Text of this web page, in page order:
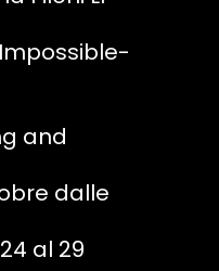
and
dalle
al 29